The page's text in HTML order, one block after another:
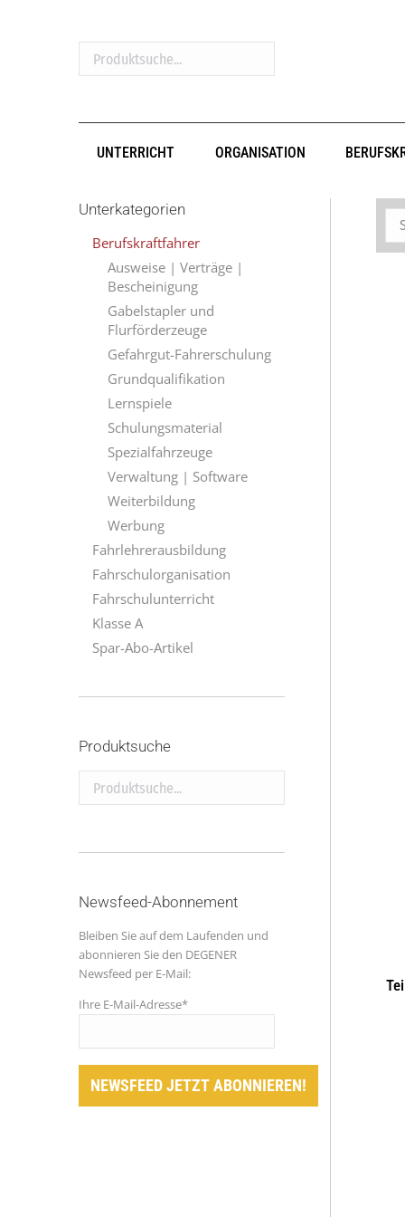
Produktsuche...
UNTERRICHT ORGANISATION
Unterkategorien
Berufskraftfahrer
Ausweise | Verträge |
Bescheinigung
Gabelstapler und
Flurförderzeuge
Gefahrgut-Fahrerschulung
Grundqualifikation
Lernspiele
Schulungsmaterial
Spezialfahrzeuge
Verwaltung | Software
Weiterbildung
Werbung
Fahrlehrerausbildung
Fahrschulorganisation
Fahrschulunterricht
Klasse A
Spar-Abo-Artikel
Produktsuche
Produktsuche...
Newsfeed-Abonnement
Bleiben Sie auf dem Laufenden und
abonnieren Sie den DEGENER
Newsfeed per E-Mail:
Ihre E-Mail-Adresse*